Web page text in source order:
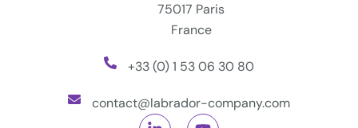
75017 Paris
France
+33 (0) 1 53 06 30 80
contact@labrador-company.com